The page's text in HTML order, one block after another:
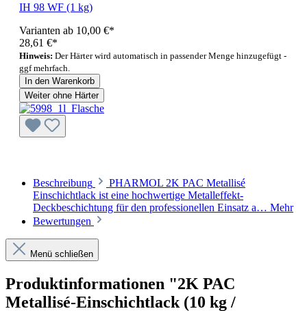
IH 98 WF (1 kg)
Varianten ab 10,00 €*
28,61 €*
Hinweis: Der Härter wird automatisch in passender Menge hinzugefügt -
ggf mehrfach.
In den Warenkorb
Weiter ohne Härter
Beschreibung
PHARMOL 2K PAC Metallisé
Einschichtlack ist eine hochwertige Metalleffekt-
Deckbeschichtung für den professionellen Einsatz a… Mehr
Bewertungen
Menü schließen
Produktinformationen "2K PAC
Metallisé-Einschichtlack (10 kg /